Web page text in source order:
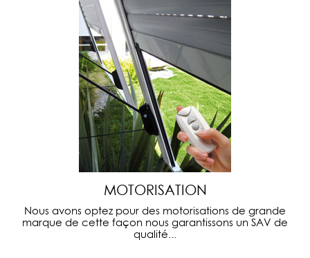
MOTORISATION
Nous avons optez pour des motorisations de grande
marque de cette façon nous garantissons un SAV de
qualité...